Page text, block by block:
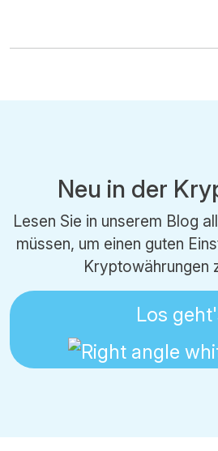
Neu in der
Lesen Sie in unserem Blog
müssen, um einen guten
Kryptowährungen
Los